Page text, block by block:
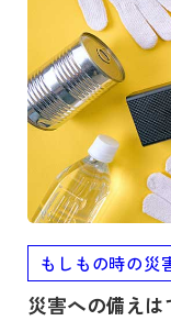
もしもの時の災
災害への備え